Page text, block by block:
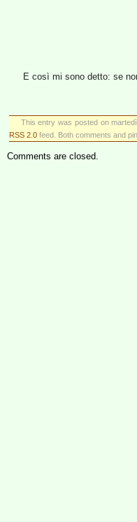
E così mi sono detto: se
This entry was posted on
RSS 2.0 feed. Both comments and
Comments are closed.